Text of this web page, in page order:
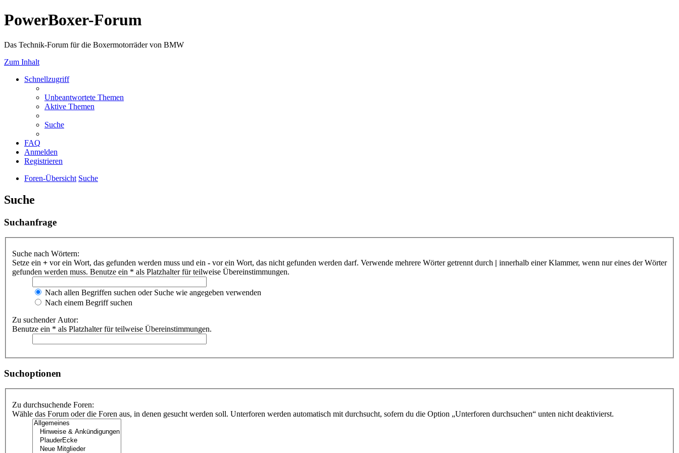
PowerBoxer-Forum
Das Technik-Forum für die Boxermotorräder von BMW
Zum Inhalt
Schnellzugriff
Unbeantwortete Themen
Aktive Themen
Suche
FAQ
Anmelden
Registrieren
Foren-Übersicht Suche
Suche
Suchanfrage
Suche nach Wörtern:
Setze ein + vor ein Wort, das gefunden werden muss und ein - vor ein Wort, das nicht gefunden werden darf. Verwende mehrere Wörter getrennt durch | innerhalb einer Klammer, wenn nur eines der Wörter
gefunden werden muss. Benutze ein * als Platzhalter für teilweise Übereinstimmungen.
Nach allen Begriffen suchen oder Suche wie angegeben verwenden
Nach einem Begriff suchen
Zu suchender Autor:
Benutze ein * als Platzhalter für teilweise Übereinstimmungen.
Suchoptionen
Zu durchsuchende Foren:
Wähle das Forum oder die Foren aus, in denen gesucht werden soll. Unterforen werden automatisch mit durchsucht, sofern du die Option „Unterforen durchsuchen“ unten nicht deaktivierst.